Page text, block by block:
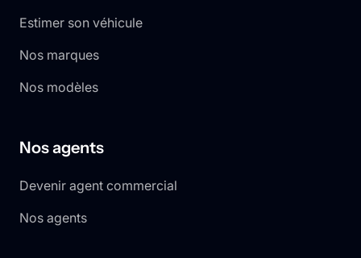
Estimer son véhicule
Nos marques
Nos modèles
Nos agents
Devenir agent commercial
Nos agents